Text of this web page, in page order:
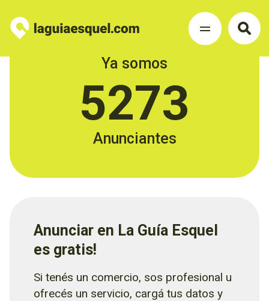
Ya somos
5273
Anunciantes
Anunciar en La Guía Esquel
es gratis!
Si tenés un comercio, sos profesional u
ofrecés un servicio, cargá tus datos y